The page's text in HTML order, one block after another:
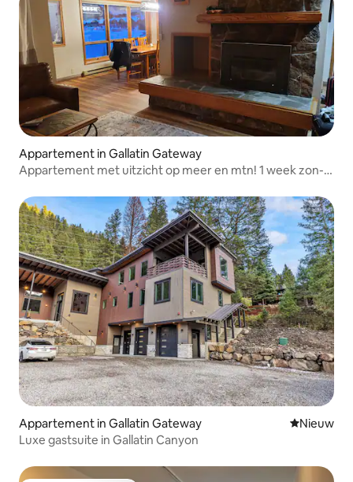
Appartement in Gallatin Gateway
Appartement met uitzicht op meer en mtn! 1 week zon-
Appartement in Gallatin Gateway Nieuwe
Nieuw
Luxe gastsuite in Gallatin Canyon